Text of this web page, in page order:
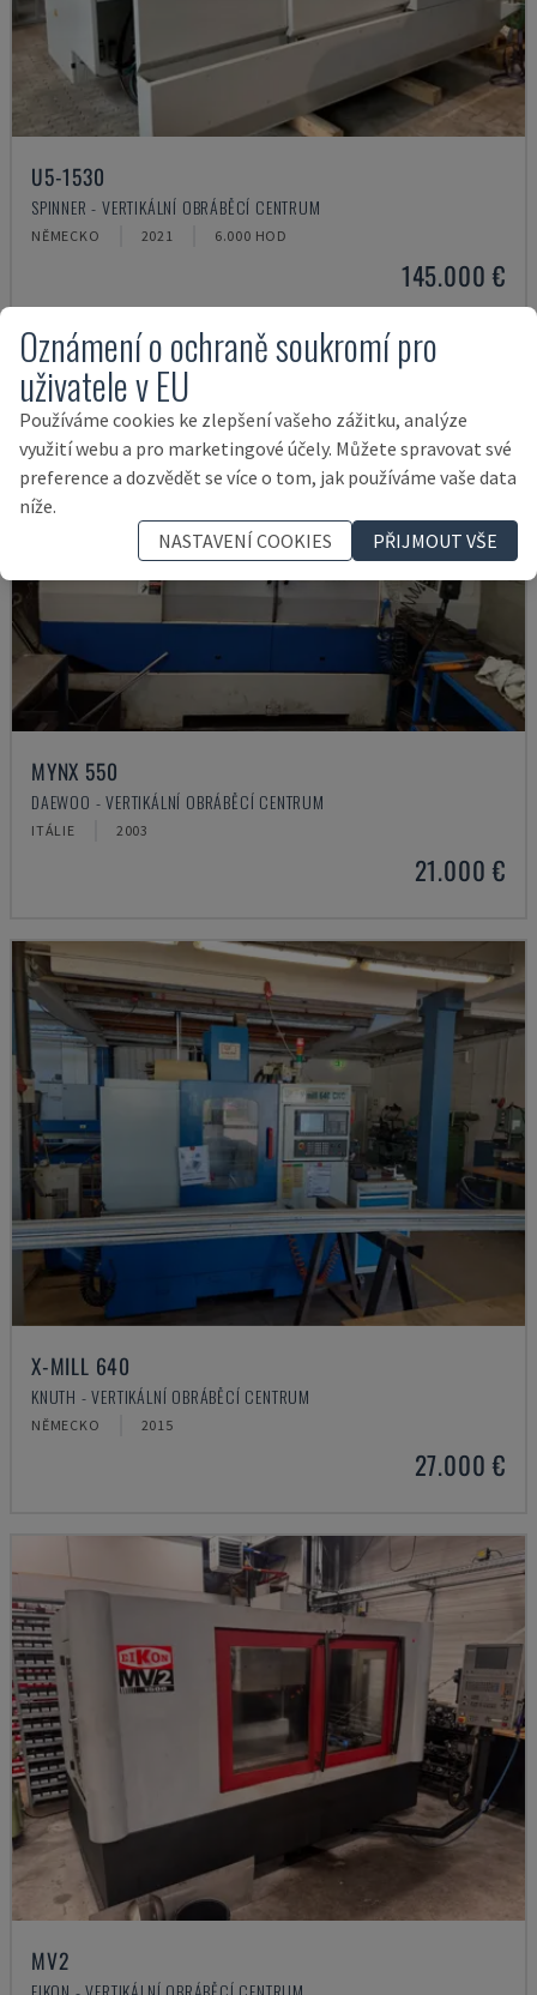
U5-1530
SPINNER - VERTIKÁLNÍ OBRÁBĚCÍ CENTRUM
NĚMECKO 2021 6.000 HOD
145.000 €
MYNX 550
DAEWOO - VERTIKÁLNÍ OBRÁBĚCÍ CENTRUM
ITÁLIE 2003
21.000 €
X-MILL 640
KNUTH - VERTIKÁLNÍ OBRÁBĚCÍ CENTRUM
NĚMECKO 2015
27.000 €
MV2
Oznámení o ochraně soukromí pro
uživatele v EU
Používáme cookies ke zlepšení vašeho zážitku, analýze
využití webu a pro marketingové účely. Můžete spravovat své
preference a dozvědět se více o tom, jak používáme vaše data
níže.
NASTAVENÍ COOKIES
PŘIJMOUT VŠE